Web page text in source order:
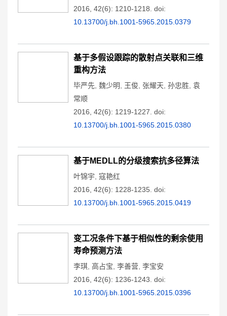
2016, 42(6): 1210-1218. doi:
10.13700/j.bh.1001-5965.2015.0379
基于多假设跟踪的散射点关联和三维
重构方法
毕严先 魏少明 王俊 张耀天 孙忠胜
袁
常顺
2016, 42(6): 1219-1227. doi:
10.13700/j.bh.1001-5965.2015.0380
基于MEDLL的分级搜索抗多径算法
叶锦宇 寇艳红
2016, 42(6): 1228-1235. doi:
10.13700/j.bh.1001-5965.2015.0419
变工况条件下基于相似性的剩余使用
寿命预测方法
李琪 高占宝 李善营 李宝安
2016, 42(6): 1236-1243. doi:
10.13700/j.bh.1001-5965.2015.0396